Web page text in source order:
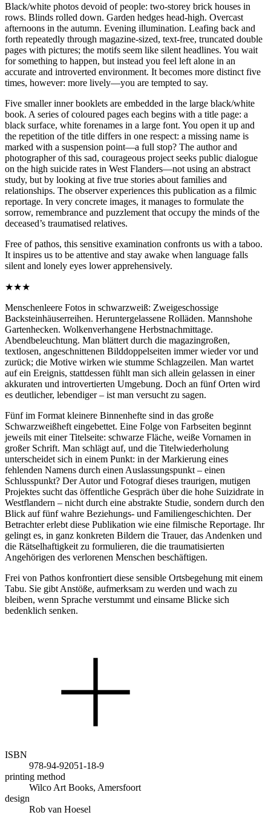
Black/white photos devoid of people: two-storey brick houses in
rows. Blinds rolled down. Garden hedges head-high. Overcast
afternoons in the autumn. Evening illumination. Leafing back and
forth repeatedly through magazine-sized, text-free, truncated double
pages with pictures; the motifs seem like silent headlines. You wait
for something to happen, but instead you feel left alone in an
accurate and introverted environment. It becomes more distinct five
times, however: more lively—you are tempted to say.
Five smaller inner booklets are embedded in the large black/white
book. A series of coloured pages each begins with a title page: a
black surface, white forenames in a large font. You open it up and
the repetition of the title differs in one respect: a missing name is
marked with a suspension point—a full stop? The author and
photographer of this sad, courageous project seeks public dialogue
on the high suicide rates in West Flanders—not using an abstract
study, but by looking at five true stories about families and
relationships. The observer experiences this publication as a filmic
reportage. In very concrete images, it manages to formulate the
sorrow, remembrance and puzzlement that occupy the minds of the
deceased’s traumatised relatives.
Free of pathos, this sensitive examination confronts us with a taboo.
It inspires us to be attentive and stay awake when language falls
silent and lonely eyes lower apprehensively.
★★★
Menschenleere Fotos in schwarzweiß: Zweigeschossige
Backsteinhäuserreihen. Heruntergelassene Rolläden. Mannshohe
Gartenhecken. Wolkenverhangene Herbstnachmittage.
Abendbeleuchtung. Man blättert durch die magazingroßen,
textlosen, angeschnittenen Bilddoppelseiten immer wieder vor und
zurück; die Motive wirken wie stumme Schlagzeilen. Man wartet
auf ein Ereignis, stattdessen fühlt man sich allein gelassen in einer
akkuraten und introvertierten Umgebung. Doch an fünf Orten wird
es deutlicher, lebendiger – ist man versucht zu sagen.
Fünf im Format kleinere Binnenhefte sind in das große
Schwarzweißheft eingebettet. Eine Folge von Farbseiten beginnt
jeweils mit einer Titelseite: schwarze Fläche, weiße Vornamen in
großer Schrift. Man schlägt auf, und die Titelwiederholung
unterscheidet sich in einem Punkt: in der Markierung eines
fehlenden Namens durch einen Auslassungspunkt – einen
Schlusspunkt? Der Autor und Fotograf dieses traurigen, mutigen
Projektes sucht das öffentliche Gespräch über die hohe Suizidrate in
Westflandern – nicht durch eine abstrakte Studie, sondern durch den
Blick auf fünf wahre Beziehungs- und Familiengeschichten. Der
Betrachter erlebt diese Publikation wie eine filmische Reportage. Ihr
gelingt es, in ganz konkreten Bildern die Trauer, das Andenken und
die Rätselhaftigkeit zu formulieren, die die traumatisierten
Angehörigen des verlorenen Menschen beschäftigen.
Frei von Pathos konfrontiert diese sensible Ortsbegehung mit einem
Tabu. Sie gibt Anstöße, aufmerksam zu werden und wach zu
bleiben, wenn Sprache verstummt und einsame Blicke sich
bedenklich senken.
ISBN
978-94-92051-18-9
printing method
Wilco Art Books, Amersfoort
design
Rob van Hoesel